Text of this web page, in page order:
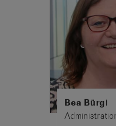
Bea Bürgi